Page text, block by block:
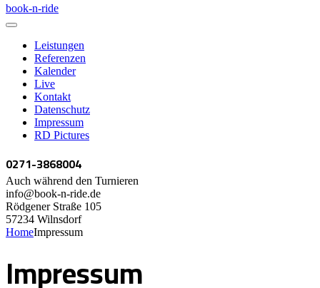
book-n-ride
Leistungen
Referenzen
Kalender
Live
Kontakt
Datenschutz
Impressum
RD Pictures
0271-3868004
Auch während den Turnieren
info@book-n-ride.de
Rödgener Straße 105
57234 Wilnsdorf
HomeImpressum
Impressum